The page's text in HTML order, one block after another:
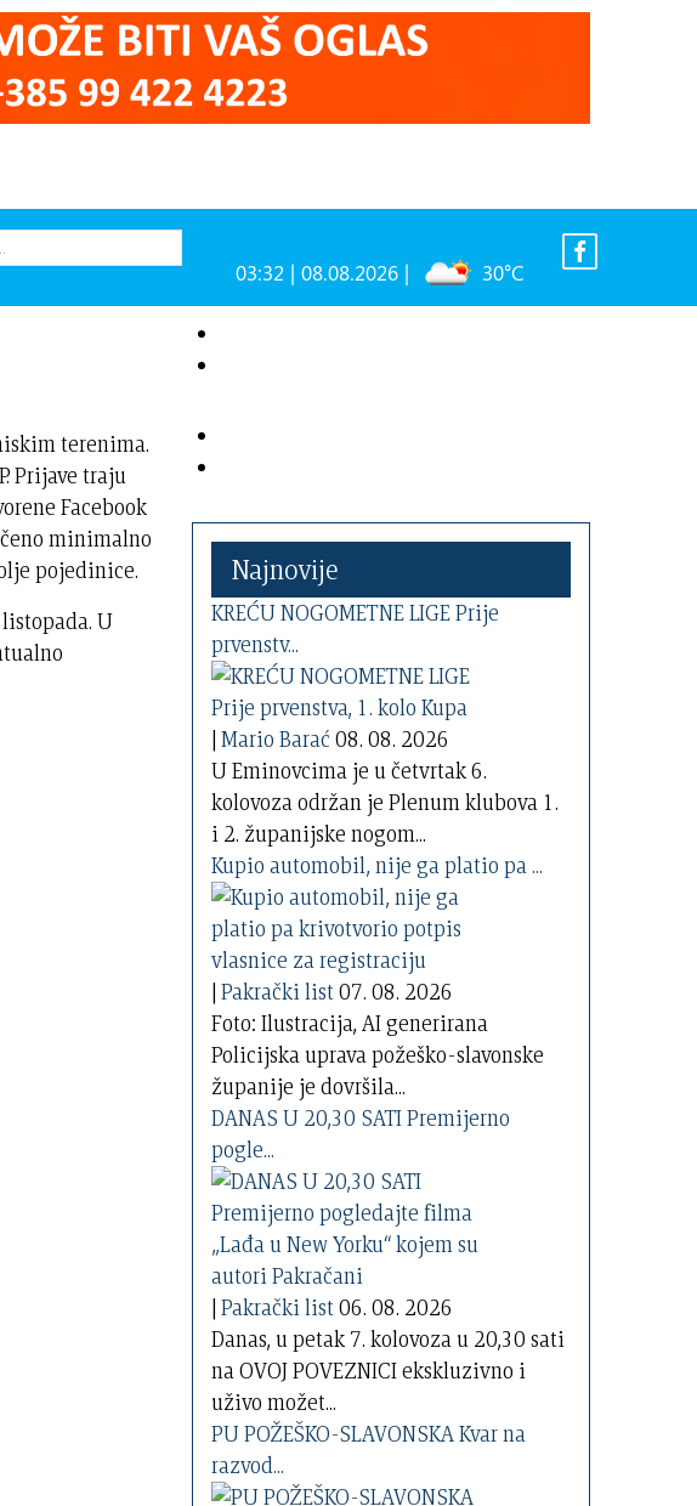
03:32 | 08.08.2026 | 30°C
terenima.
Prijave traju
Facebook
minimalno
pojedinice.
U
Najnovije
KREĆU NOGOMETNE LIGE Prije
prvenstv...
|Mario Barać 08. 08. 2026
U Eminovcima je u četvrtak 6.
kolovoza održan je Plenum klubova 1.
i 2. županijske nogom...
Kupio automobil, nije ga platio pa ...
|Pakrački list07. 08. 2026
Foto: Ilustracija, AI generirana
Policijska uprava požeško-slavonske
županije je dovršila...
DANAS U 20,30 SATI Premijerno
pogle...
|Pakrački list06. 08. 2026
Danas, u petak 7. kolovoza u 20,30 sati
na OVOJ POVEZNICI ekskluzivno i
uživo možet...
PU POŽEŠKO-SLAVONSKA Kvar na
razvod...